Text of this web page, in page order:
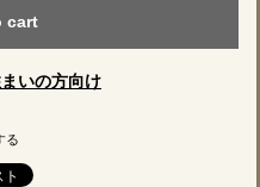
cart
いの方向け
る